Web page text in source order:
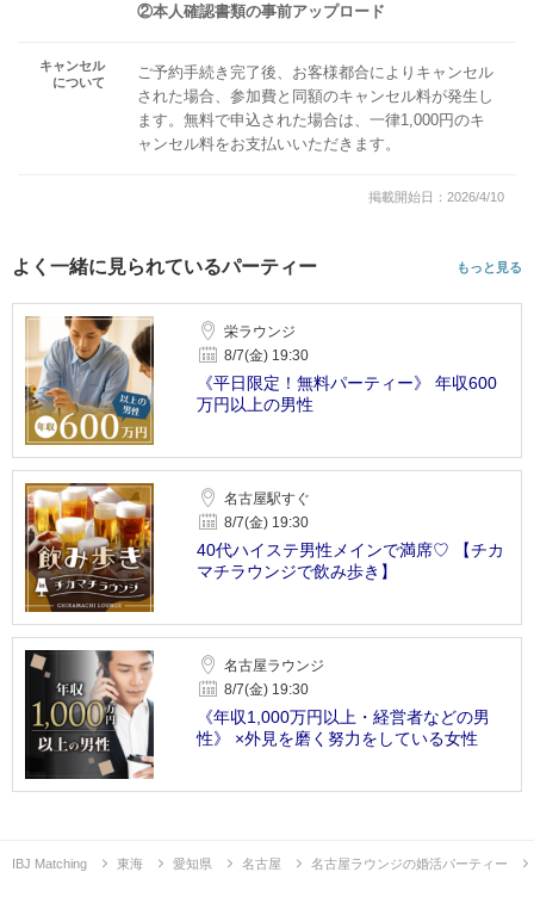
②本人確認書類の事前アップロード
キャンセル
について
ご予約手続き完了後、お客様都合によりキャンセル
された場合、参加費と同額のキャンセル料が発生し
ます。無料で申込された場合は、一律1,000円のキ
ャンセル料をお支払いいただきます。
掲載開始日：2026/4/10
よく一緒に見られているパーティー もっと見る
栄ラウンジ
8/7(金) 19:30
《平日限定！無料パーティー》 年収600
万円以上の男性
名古屋駅すぐ
8/7(金) 19:30
40代ハイステ男性メインで満席♡ 【チカ
マチラウンジで飲み歩き】
名古屋ラウンジ
8/7(金) 19:30
《年収1,000万円以上・経営者などの男
性》 ×外見を磨く努力をしている女性
IBJ Matching 東海 愛知県 名古屋 名古屋ラウンジの婚活パーティー